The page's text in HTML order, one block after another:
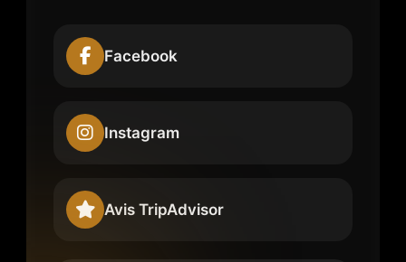
Facebook
Instagram
Avis TripAdvisor